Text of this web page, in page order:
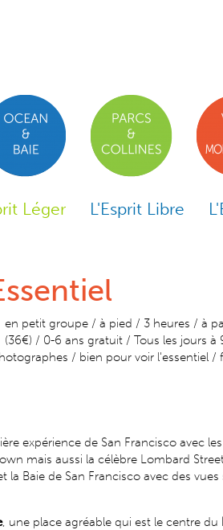
Léger L'Esprit Libre
en petit groupe / à pied / 3 heures / à
(36€) / 0-6 ans gratuit / Tous les jours à
/ bien pour voir l'essentiel /
expérience de San Francisco avec
mais aussi la célèbre Lombard
Baie de San Francisco avec des vues
, une place agréable qui est le centre du